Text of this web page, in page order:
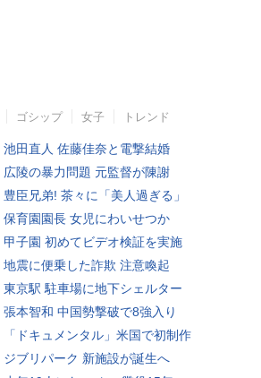
ゴシップ 女子 トレンド
池田直人 佐藤佳奈と電撃結婚
広陵の暴力問題 元監督が陳謝
豊臣兄弟! 茶々に「美人過ぎる」
保育園園長 女児にわいせつか
甲子園 初めてビデオ検証を実施
地震に便乗した詐欺 注意喚起
東京駅 駐車場に地下シェルター
張本智和 中国勢撃破で8強入り
「ドキュメンタル」米国で初制作
ジブリパーク 新施設が誕生へ